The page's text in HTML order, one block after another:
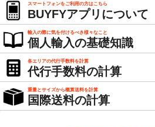
スマートフォンをご利用の方はこちら
BUYFYアプリについて
輸入の際に気を付けるべき様々なこと
個人輸入の基礎知識
各エリアの代行手数料を計算
代行手数料の計算
重量とサイズから概算送料を計算
国際送料の計算